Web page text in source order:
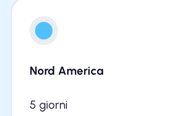
Nord America
5 giorni